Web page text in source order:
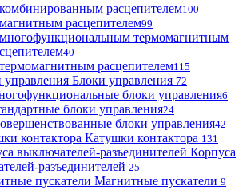
расцепителем100
расцепителем99
термомагнитным
40
расцепителем115
Блоки управления 72
блоки управления6
блоки управления24
блоки управления42
Катушки контактора 131
Корпуса
разъединителей 25
Магнитные пускатели 9